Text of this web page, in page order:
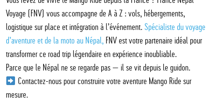
Voyage (FNV) vous accompagne de A à Z : vols, hébergements,
logistique sur place et intégration à l’événement. Spécialiste du voyage
d’aventure et de la moto au Népal, FNV est votre partenaire idéal pour
transformer ce road trip légendaire en expérience inoubliable.
Parce que le Népal ne se regarde pas — il se vit depuis le guidon.
Contactez-nous pour construire votre aventure Mango Ride sur
mesure.